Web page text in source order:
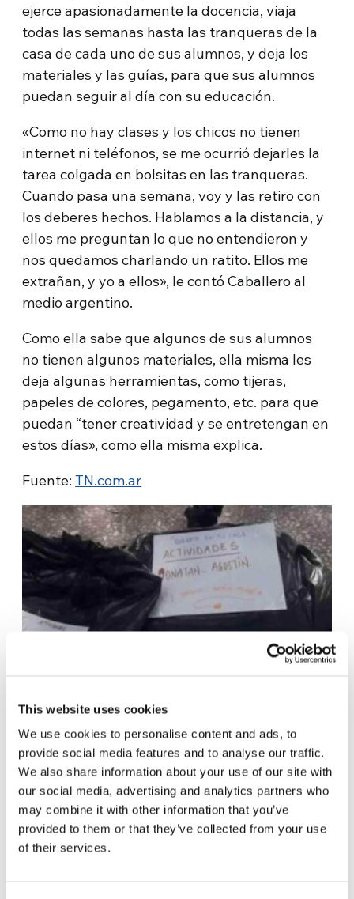
This website uses cookies
We use cookies to personalise content and ads, to
provide social media features and to analyse our traffic.
We also share information about your use of our site with
our social media, advertising and analytics partners who
may combine it with other information that you’ve
provided to them or that they’ve collected from your use
of their services.
ejerce apasionadamente la docencia, viaja
todas las semanas hasta las tranqueras de la
casa de cada uno de sus alumnos, y deja los
materiales y las guías, para que sus alumnos
puedan seguir al día con su educación.
«Como no hay clases y los chicos no tienen
internet ni teléfonos, se me ocurrió dejarles la
tarea colgada en bolsitas en las tranqueras.
Cuando pasa una semana, voy y las retiro con
los deberes hechos. Hablamos a la distancia, y
ellos me preguntan lo que no entendieron y
nos quedamos charlando un ratito. Ellos me
extrañan, y yo a ellos», le contó Caballero al
medio argentino.
Como ella sabe que algunos de sus alumnos
no tienen algunos materiales, ella misma les
deja algunas herramientas, como tijeras,
papeles de colores, pegamento, etc. para que
puedan “tener creatividad y se entretengan en
estos días», como ella misma explica.
Fuente:TN.com.ar
Brasil y México. Misma solidaridad, distintos
protagonistas
Los Jóvenes por un Mundo Unido de João
Pessoa, capital del estado de Paraíba,Brasil
los de Torreón, México y los deCiudad de
México DFse pusieron manos a la obra en sus